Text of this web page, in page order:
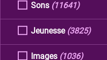
Sons (11641)
Jeunesse (3825)
Images (1036)